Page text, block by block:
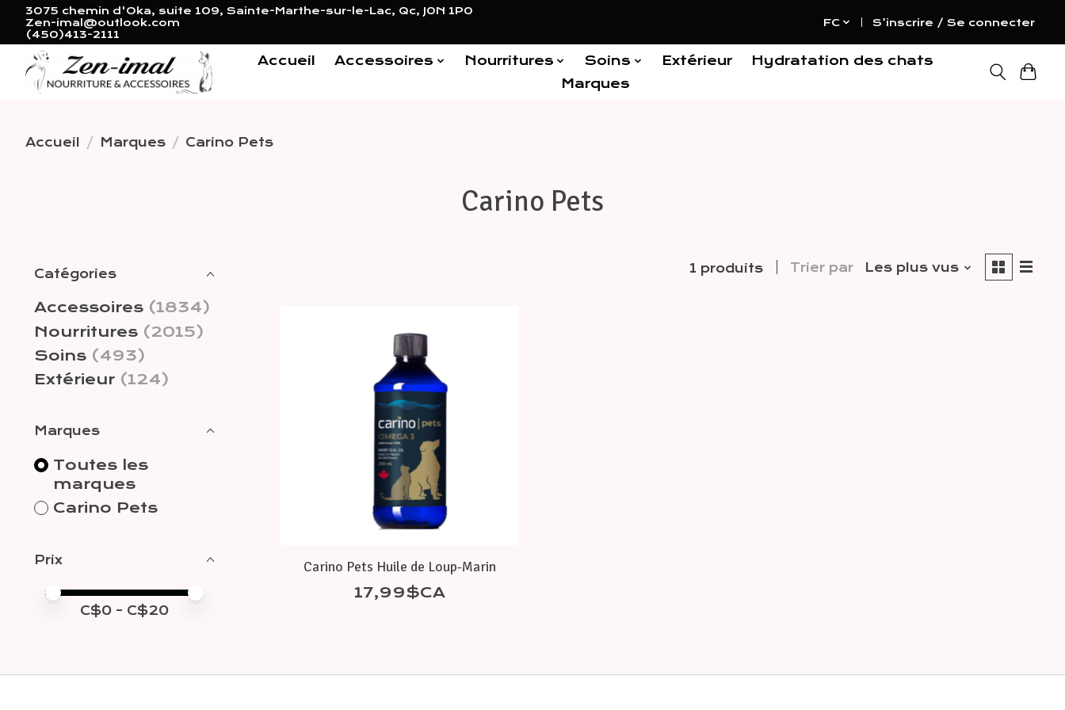
3075 chemin d'Oka, suite 109, Sainte-Marthe-sur-le-Lac, Qc, J0N 1P0
Zen-imal@outlook.com
(450)413-2111
FC S’inscrire / Se connecter
Accueil Accessoires Nourritures Soins Extérieur
Hydratation des chats
Marques
Accueil / Marques / Carino Pets
Carino Pets
Catégories
Accessoires (1834)
Nourritures (2015)
Soins (493)
Extérieur (124)
Marques
Toutes les
marques
Carino Pets
Prix
Prix minimum
Price maximum value
C$0 - C$20
1 produits Trier par Les plus vus
Carino Pets Huile de Loup-Marin
17,99$CA